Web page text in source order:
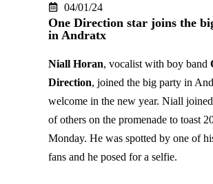
04/01/24
One Direction star joins the
in Andratx
Niall Horan, vocalist with boy band
Direction, joined the big party in
welcome in the new year. Niall
of others on the promenade to toast
Monday. He was spotted by one of
fans and he posed for a selfie.